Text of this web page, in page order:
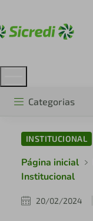
Categorias
INSTITUCIONAL
Página inicial
Institucional
20/02/2024